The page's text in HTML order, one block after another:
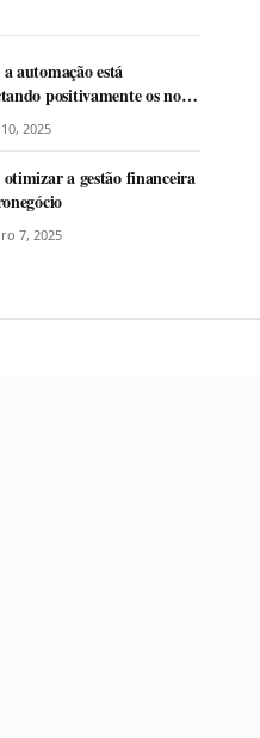
automação está
positivamente os novos
2025
a gestão financeira
7, 2025